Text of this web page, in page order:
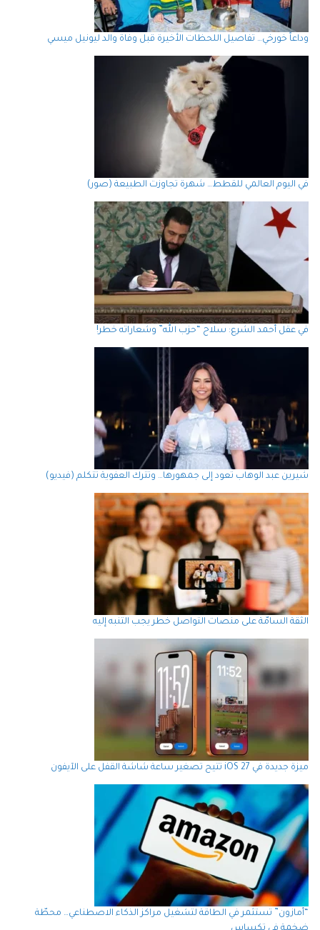
وداعاً خورخي… تفاصيل اللحظات الأخيرة قبل وفاة والد ليونيل ميسي
في اليوم العالمي للقطط… شهرة تجاوزت الطبيعة (صور)
في عقل أحمد الشرع: سلاح “حزب الله” وشعاراته خطر!
شيرين عبد الوهاب تعود إلى جمهورها… وتترك العفوية تتكلم (فيديو)
الثقة السامّة على منصات التواصل خطر يجب التنبه إليه
ميزة جديدة في iOS 27 تتيح تصغير ساعة شاشة القفل على الآيفون
“أمازون” تستثمر في الطاقة لتشغيل مراكز الذكاء الاصطناعي… محطّة